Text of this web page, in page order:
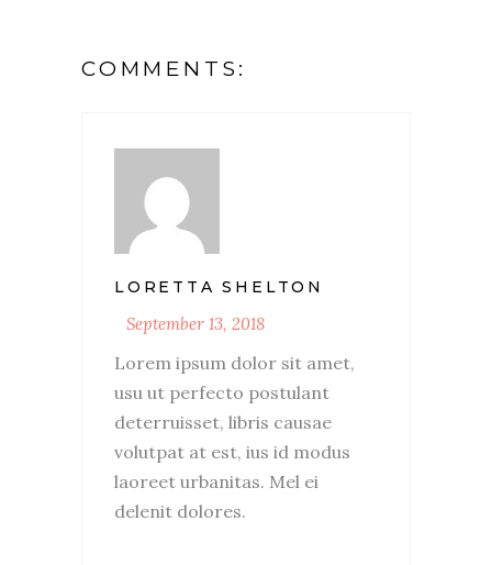
COMMENTS:
LORETTA SHELTON
September 13, 2018
Lorem ipsum dolor sit amet,
usu ut perfecto postulant
deterruisset, libris causae
volutpat at est, ius id modus
laoreet urbanitas. Mel ei
delenit dolores.